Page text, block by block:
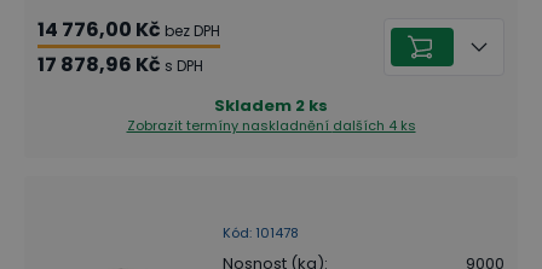
14 776,00 Kč bez DPH
17 878,96 Kč s DPH
Skladem 2 ks
Zobrazit termíny naskladnění dalších 4 ks
Kód: 101478
Nosnost (kg):
9000